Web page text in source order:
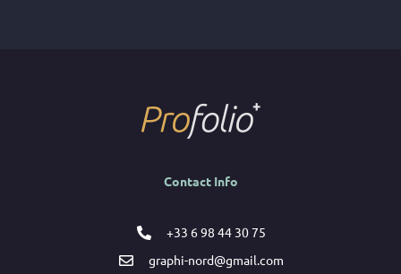
Contact Info
+33 6 98 44 30 75
graphi-nord@gmail.com